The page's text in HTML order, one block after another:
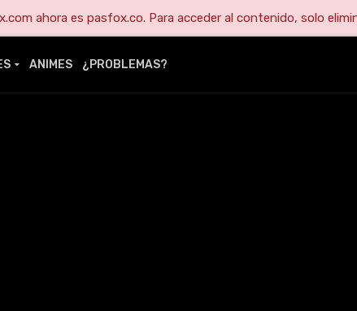
ahora es pasfox.co. Para acceder al contenido, solo
ANIMES ¿PROBLEMAS?